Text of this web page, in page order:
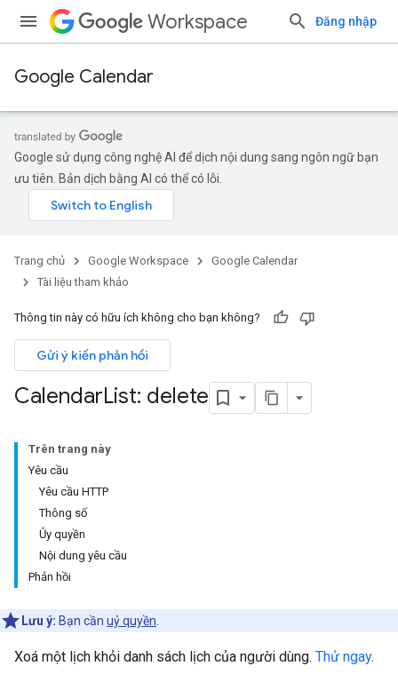
Workspace Đăng nhập
Google Calendar
Google sử dụng công nghệ AI để dịch nội dung sang ngôn ngữ bạn
ưu tiên. Bản dịch bằng AI có thể có lỗi.
Trang chủ Google Workspace
Google Calendar
Tài liệu tham khảo
Thông tin này có hữu ích không cho bạn không?
Gửi ý kiến phản hồi
CalendarList: delete
Trên trang này
Yêu cầu
Yêu cầu HTTP
Thông số
Ủy quyền
Nội dung yêu cầu
Phản hồi
Lưu ý: Bạn cần uỷ quyền
Xoá một lịch khỏi danh sách lịch của người dùng. Thử ngay.